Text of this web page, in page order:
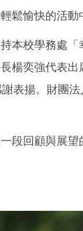
鬆愉快的活
本校學務處
楊奕強代表
表揚。財團
段回顧與展